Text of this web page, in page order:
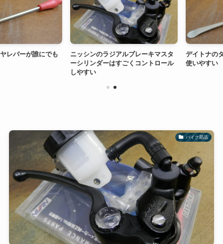
ーが誰にでも
ニッシンのラジアルブレーキマスタ
ーシリンダーはすごくコントロール
しやすい
デイトナのタイ
使いやすい
バイク部品